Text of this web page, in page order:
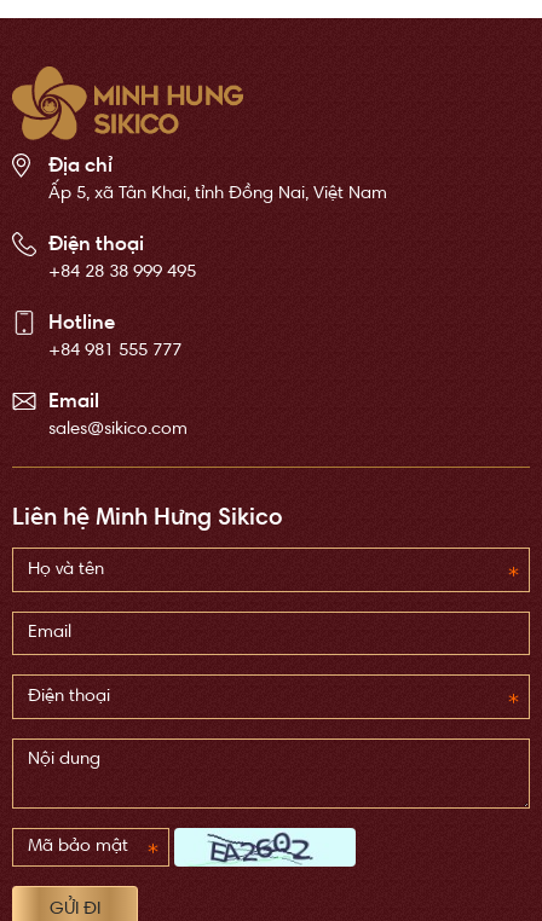
Địa chỉ
Ấp 5, xã Tân Khai, tỉnh Đồng Nai, Việt Nam
Điện thoại
+84 28 38 999 495
Hotline
+84 981 555 777
Email
sales@sikico.com
Liên hệ Minh Hưng Sikico